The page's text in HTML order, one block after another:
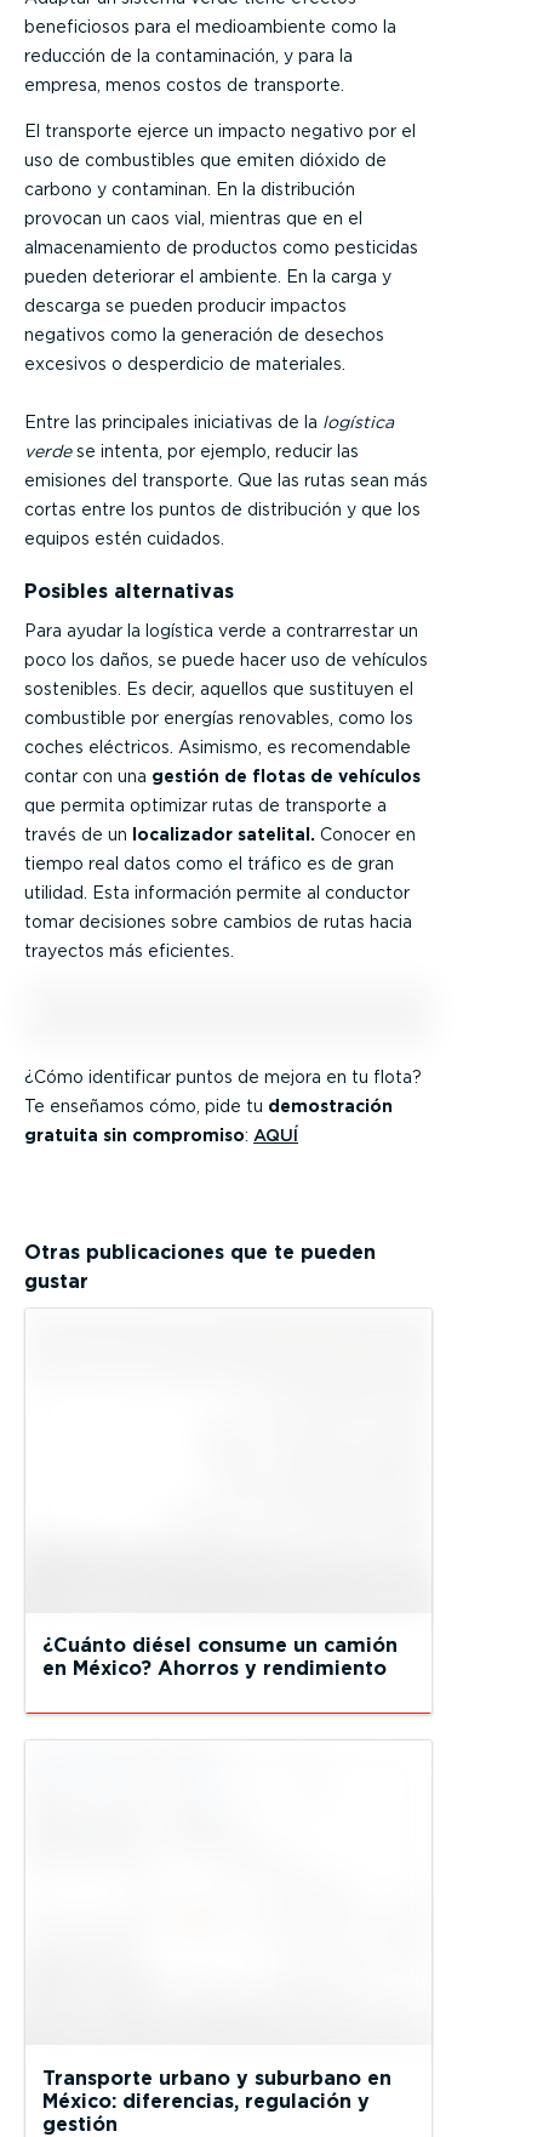
beneficiosos para el medioambiente como la
reducción de la contaminación, y para la
empresa, menos costos de transporte.
El transporte ejerce un impacto negativo por el
uso de combustibles que emiten dióxido de
carbono y contaminan. En la distribución
provocan un caos vial, mientras que en el
almacenamiento de productos como pesticidas
pueden deteriorar el ambiente. En la carga y
descarga se pueden producir impactos
negativos como la generación de desechos
excesivos o desperdicio de materiales.
Entre las principales iniciativas de la logística
verdese intenta, por ejemplo, reducir las
emisiones del transporte. Que las rutas sean más
cortas entre los puntos de distribución y que los
equipos estén cuidados.
Posibles alternativas
Para ayudar la logística verde a contrarrestar un
poco los daños, se puede hacer uso de vehículos
sostenibles. Es decir, aquellos que sustituyen el
combustible por energías renovables, como los
coches eléctricos. Asimismo, es recomendable
contar con una gestión de flotas de vehículos
que permita optimizar rutas de transporte a
través de un
localizador satelital. Conocer en
tiempo real datos como el tráfico es de gran
utilidad. Esta información permite al conductor
tomar decisiones sobre cambios de rutas hacia
trayectos más eficientes.
¿Cómo identificar puntos de mejora en tu flota?
Te enseñamos cómo, pide tu demostración
gratuita sin compromiso: AQUÍ
Otras publicaciones que te pueden
gustar
¿Cuánto diésel consume un camión
en México? Ahorros y rendimiento
Transporte urbano y suburbano en
México: diferencias, regulación y
gestión